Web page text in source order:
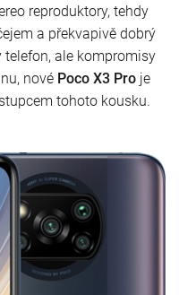
reproduktory, tehdy
a překvapivě dobrý
ale kompromisy
nové Poco X3 Pro je
tohoto kousku.